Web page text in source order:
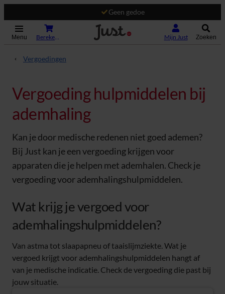
Geen gedoe
Menu Mijn Just Zoeken
Vergoedingen
Vergoeding hulpmiddelen bij
ademhaling
Kan je door medische redenen niet goed ademen?
Bij Just kan je een vergoeding krijgen voor
apparaten die je helpen met ademhalen. Check je
vergoeding voor ademhalingshulpmiddelen.
Wat krijg je vergoed voor
ademhalingshulpmiddelen?
Van astma tot slaapapneu of taaislijmziekte. Wat je
vergoed krijgt voor ademhalingshulpmiddelen hangt af
van je medische indicatie. Check de vergoeding die past bij
jouw situatie.